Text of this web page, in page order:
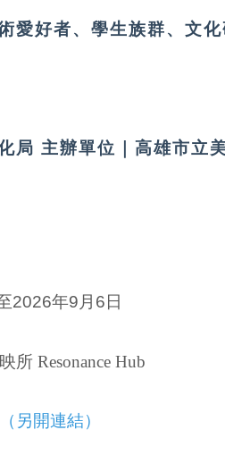
愛好者、學生族群、文
局 主辦單位｜高雄市立
2026年9月6日
所 Resonance Hub
另開連結）